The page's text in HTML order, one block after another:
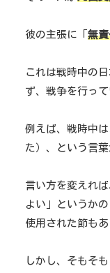
彼の主張に「 無
これは戦時中の
ず、戦争を行っ
例えば、戦時中
た）、という言葉
言い方を変えれ
よい」というか
使用された節もあ
しかし、そもそ